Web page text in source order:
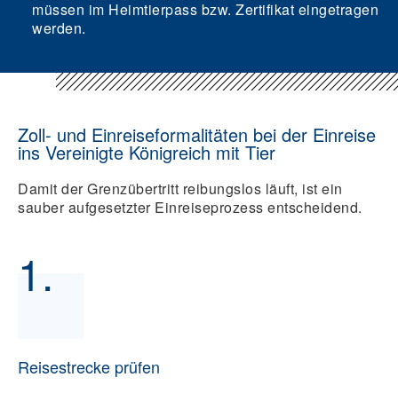
müssen im Heimtierpass bzw. Zertifikat eingetragen
werden.
Zoll- und Einreiseformalitäten bei der Einreise
ins Vereinigte Königreich mit Tier
Damit der Grenzübertritt reibungslos läuft, ist ein
sauber aufgesetzter Einreiseprozess entscheidend.
1.
Reisestrecke prüfen